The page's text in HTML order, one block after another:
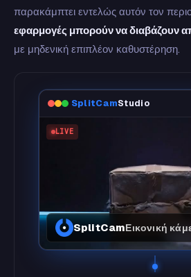
παρακάμπτει εντελώς αυτόν τον
εφαρμογές μπορούν να διαβάζουν
με μηδενική επιπλέον καθυστέρηση.
SplitCamStudio
LIVE
SplitCamΕικονική